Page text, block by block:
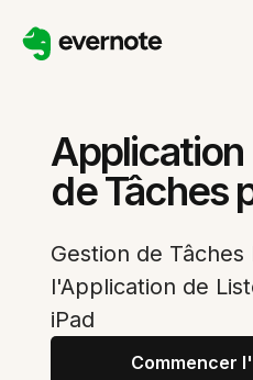
de Tâches
Gestion de Tâches
l'Application de
iPad
Commencer